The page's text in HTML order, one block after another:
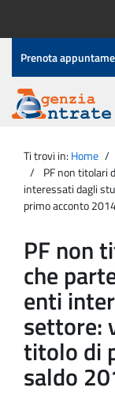
contenuto
Menu
di
servizio
Prenota
Agenzia
Entrate
principale
Ti trovi in: Home
PF non titolari
interessati dagli
primo acconto
PF non
che
enti
settore:
titolo di
saldo